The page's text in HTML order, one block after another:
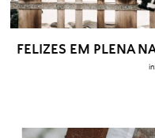
FELIZES EM PLENA
in: